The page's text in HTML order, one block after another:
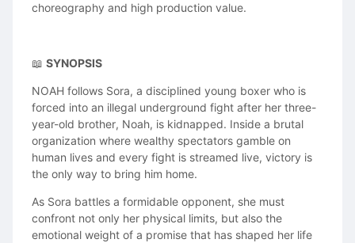
choreography and high production value.
📖 SYNOPSIS
NOAH follows Sora, a disciplined young boxer who is
forced into an illegal underground fight after her three-
year-old brother, Noah, is kidnapped. Inside a brutal
organization where wealthy spectators gamble on
human lives and every fight is streamed live, victory is
the only way to bring him home.
As Sora battles a formidable opponent, she must
confront not only her physical limits, but also the
emotional weight of a promise that has shaped her life